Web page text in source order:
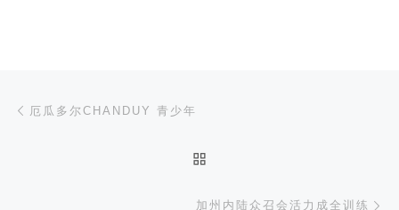
文章导航
厄瓜多尔CHANDUY 青少年
加州内陆众召会活力成全训练